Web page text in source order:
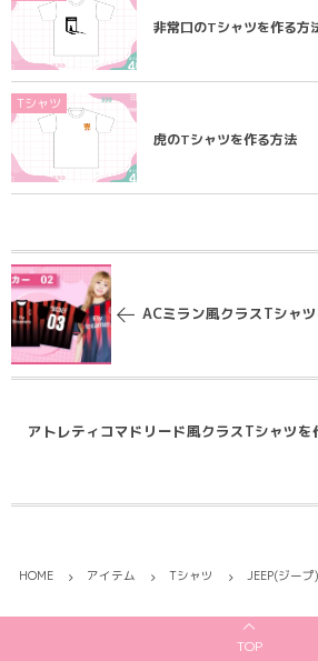
非常口のTシャツを作る方
Tシャツ
虎のTシャツを作る方法
ACミラン風クラスTシャ
アトレティコマドリード風クラスTシャツを
HOME アイテム Tシャツ JEEP(ジー
TOP